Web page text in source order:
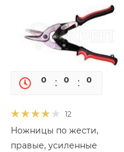
0 0 0
12
Ножницы по жести,
правые, усиленные